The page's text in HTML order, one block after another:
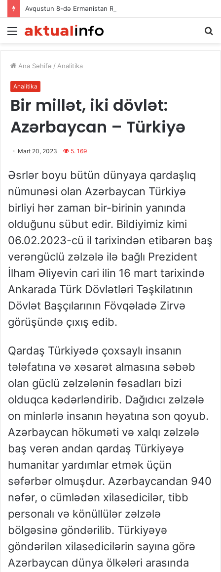
Menu
Ana Səhifə / Analitika
Analitika
Bir millət, iki dövlət:
Azərbaycan – Türkiyə
Mart 20, 2023 5. 169
Əsrlər boyu bütün dünyaya qardaşlıq
nümunəsi olan Azərbaycan Türkiyə
birliyi hər zaman bir-birinin yanında
olduğunu sübut edir. Bildiyimiz kimi
06.02.2023-cü il tarixindən etibarən baş
verəngüclü zəlzələ ilə bağlı Prezident
İlham Əliyevin cari ilin 16 mart tarixində
Ankarada Türk Dövlətləri Təşkilatının
Dövlət Başçılarının Fövqəladə Zirvə
görüşündə çıxış edib.
Qardaş Türkiyədə çoxsaylı insanın
tələfatına və xəsarət almasına səbəb
olan güclü zəlzələnin fəsadları bizi
olduqca kədərləndirib. Dağıdıcı zəlzələ
on minlərlə insanın həyatına son qoyub.
Azərbaycan hökuməti və xalqı zəlzələ
baş verən andan qardaş Türkiyəyə
humanitar yardımlar etmək üçün
səfərbər olmuşdur. Azərbaycandan 940
nəfər, o cümlədən xilasedicilər, tibb
personalı və könüllülər zəlzələ
bölgəsinə göndərilib. Türkiyəyə
göndərilən xilasedicilərin sayına görə
Azərbaycan dünya ölkələri arasında